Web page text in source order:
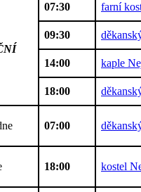
07:30 farní
09:30
14:00 kaple
18:00
07:00
18:00 kostel